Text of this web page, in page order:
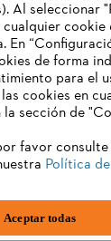
personales
legal
no es
que puedas
siguientes
Al seleccionar
cookie
En
de forma
para el
cookies en
sección de
favor
Política
Aceptar todas